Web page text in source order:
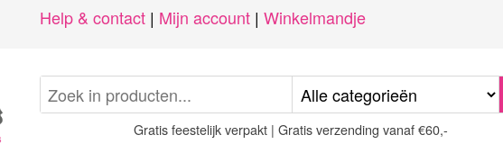
Help & contact| Mijn account| Winkelmandje
Gratis feestelijk verpakt | Gratis verzending vanaf €60,-